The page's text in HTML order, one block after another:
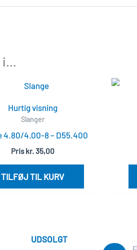
i…
Hurtig visning
Slanger
4.80/4.00-8 – D55.400
Priskr.35,00
TILFØJ TIL KURV
UDSOLGT